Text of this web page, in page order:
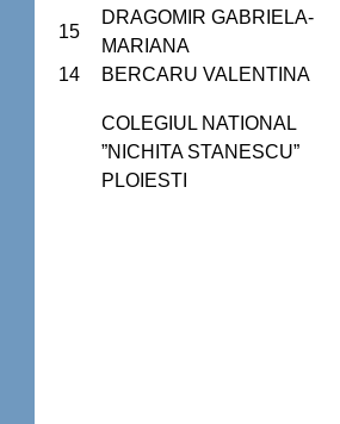
15
DRAGOMIR GABRIELA-
MARIANA
14
BERCARU VALENTINA
COLEGIUL NATIONAL
”NICHITA STANESCU”
PLOIESTI